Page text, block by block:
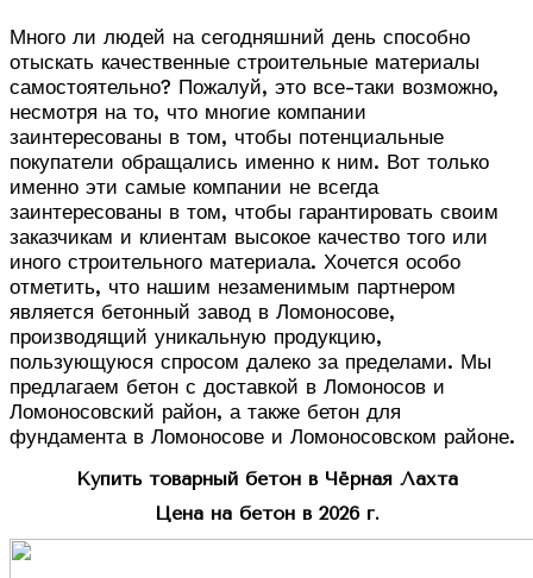
Много ли людей на сегодняшний день способно
отыскать качественные строительные материалы
самостоятельно? Пожалуй, это все-таки возможно,
несмотря на то, что многие компании
заинтересованы в том, чтобы потенциальные
покупатели обращались именно к ним. Вот только
именно эти самые компании не всегда
заинтересованы в том, чтобы гарантировать своим
заказчикам и клиентам высокое качество того или
иного строительного материала. Хочется особо
отметить, что нашим незаменимым партнером
является бетонный завод в Ломоносове,
производящий уникальную продукцию,
пользующуюся спросом далеко за пределами. Мы
предлагаем бетон с доставкой в Ломоносов и
Ломоносовский район, а также бетон для
фундамента в Ломоносове и Ломоносовском районе.
Купить товарный бетон в Чёрная Лахта
Цена на бетон в 2026 г.